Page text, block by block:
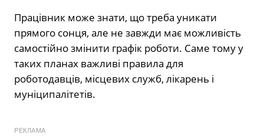
Працівник може знати, що треба уникати
прямого сонця, але не завжди має можливість
самостійно змінити графік роботи. Саме тому у
таких планах важливі правила для
роботодавців, місцевих служб, лікарень і
муніципалітетів.
РЕКЛАМА